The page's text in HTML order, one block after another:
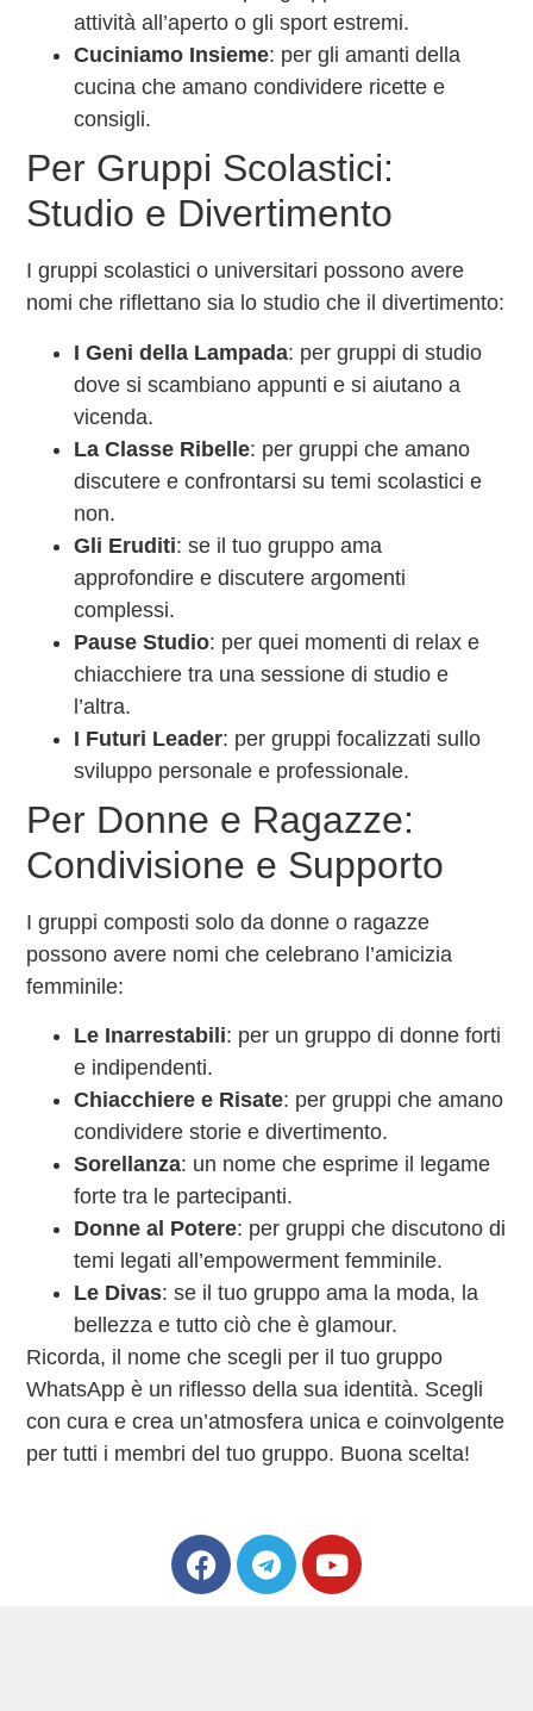
attività all’aperto o gli sport estremi.
Cuciniamo Insieme: per gli amanti della
cucina che amano condividere ricette e
consigli.
Per Gruppi Scolastici:
Studio e Divertimento
I gruppi scolastici o universitari possono avere
nomi che riflettano sia lo studio che il divertimento:
I Geni della Lampada: per gruppi di studio
dove si scambiano appunti e si aiutano a
vicenda.
La Classe Ribelle: per gruppi che amano
discutere e confrontarsi su temi scolastici e
non.
Gli Eruditi: se il tuo gruppo ama
approfondire e discutere argomenti
complessi.
Pause Studio: per quei momenti di relax e
chiacchiere tra una sessione di studio e
l’altra.
I Futuri Leader: per gruppi focalizzati sullo
sviluppo personale e professionale.
Per Donne e Ragazze:
Condivisione e Supporto
I gruppi composti solo da donne o ragazze
possono avere nomi che celebrano l’amicizia
femminile:
Le Inarrestabili: per un gruppo di donne forti
e indipendenti.
Chiacchiere e Risate: per gruppi che amano
condividere storie e divertimento.
Sorellanza: un nome che esprime il legame
forte tra le partecipanti.
Donne al Potere: per gruppi che discutono di
temi legati all’empowerment femminile.
Le Divas: se il tuo gruppo ama la moda, la
bellezza e tutto ciò che è glamour.
Ricorda, il nome che scegli per il tuo gruppo
WhatsApp è un riflesso della sua identità. Scegli
con cura e crea un’atmosfera unica e coinvolgente
per tutti i membri del tuo gruppo. Buona scelta!